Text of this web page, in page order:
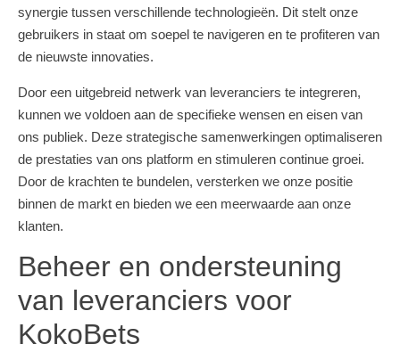
synergie tussen verschillende technologieën. Dit stelt onze
gebruikers in staat om soepel te navigeren en te profiteren van
de nieuwste innovaties.
Door een uitgebreid netwerk van leveranciers te integreren,
kunnen we voldoen aan de specifieke wensen en eisen van
ons publiek. Deze strategische samenwerkingen optimaliseren
de prestaties van ons platform en stimuleren continue groei.
Door de krachten te bundelen, versterken we onze positie
binnen de markt en bieden we een meerwaarde aan onze
klanten.
Beheer en ondersteuning
van leveranciers voor
KokoBets